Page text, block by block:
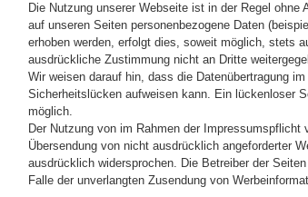
Die Nutzung unserer Webseite ist in der Regel
auf unseren Seiten personenbezogene Daten
erhoben werden, erfolgt dies, soweit möglich, stets
ausdrückliche Zustimmung nicht an Dritte
Wir weisen darauf hin, dass die Datenübertragung
Sicherheitslücken aufweisen kann. Ein lückenloser
möglich.
Der Nutzung von im Rahmen der
Übersendung von nicht ausdrücklich angeforderter
ausdrücklich widersprochen. Die Betreiber der
Falle der unverlangten Zusendung von